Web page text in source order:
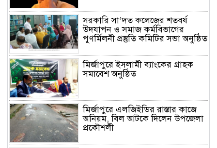
সরকারি সা’দত কলেজের শতবর্ষ
উদযাপন ও সমাজ কর্মবিভাগের
পুণর্মিলনী প্রস্তুতি কমিটির সভা অনুষ্ঠিত
মির্জাপুরে ইসলামী ব্যাংকের গ্রাহক
সমাবেশ অনুষ্ঠিত
মির্জাপুরে এলজিইডির রাস্তার কাজে
অনিয়ম, বিল আটকে দিলেন উপজেলা
প্রকৌশলী